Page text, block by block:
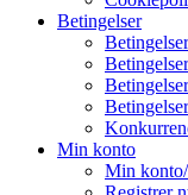
Betingelser
Min konto
Min